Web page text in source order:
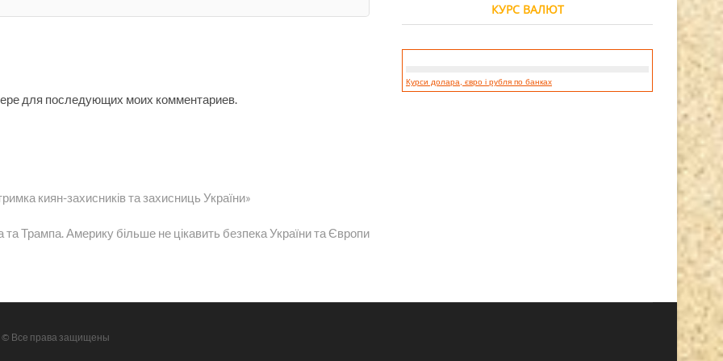
для последующих моих комментариев.
киян-захисників та захисниць України»
та Трампа. Америку більше не цікавить безпека України та Європи
КУРС ВАЛЮТ
Курси долара, євро і рубля по банках
© Все права защищены